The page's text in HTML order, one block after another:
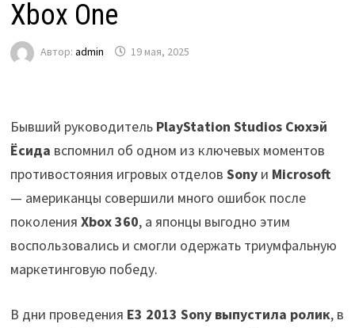
Xbox One
Автор: admin 19 мая, 2025
Бывший руководитель PlayStation Studios Сюхэй
Ёсида вспомнил об одном из ключевых моментов
противостояния игровых отделов Sony и Microsoft
— американцы совершили много ошибок после
поколения Xbox 360, а японцы выгодно этим
воспользовались и смогли одержать триумфальную
маркетинговую победу.
В дни проведения E3 2013 Sony выпустила ролик, в